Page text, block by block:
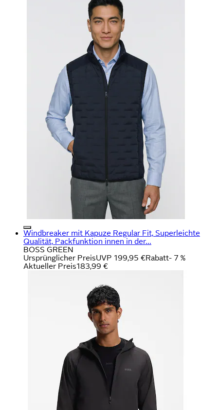
Windbreaker mit Kapuze Regular Fit, Superleichte
Qualität, Packfunktion innen in der...
BOSS GREEN
Ursprünglicher PreisUVP 199,95 €Rabatt- 7 %
Aktueller Preis183,99 €